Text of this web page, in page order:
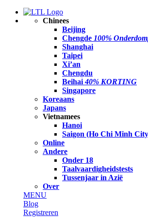
Chinees
Beijing
Chengde 100%
Shanghai
Taipei
Xi’an
Chengdu
Beihai40% KORTING
Singapore
Koreaans
Japans
Vietnamees
Hanoi
Saigon (Ho Chi Minh
Online
Andere
Onder 18
Taalvaardigheidstests
Tussenjaar in Azië
Over
MENU
Blog
Registreren